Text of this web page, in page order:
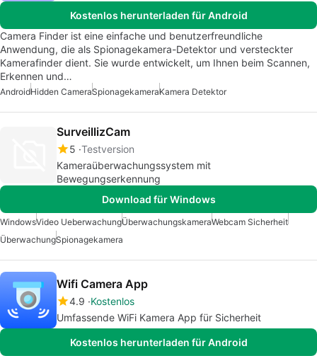
Kostenlos herunterladen für Android
Camera Finder ist eine einfache und benutzerfreundliche
Anwendung, die als Spionagekamera-Detektor und versteckter
Kamerafinder dient. Sie wurde entwickelt, um Ihnen beim Scannen,
Erkennen und…
AndroidHidden CameraSpionagekameraKamera Detektor
SurveillizCam
5 Testversion
Kameraüberwachungssystem mit
Bewegungserkennung
Download für Windows
WindowsVideo UeberwachungÜberwachungskameraWebcam Sicherheit
ÜberwachungSpionagekamera
Wifi Camera App
4.9 Kostenlos
Umfassende WiFi Kamera App für Sicherheit
Kostenlos herunterladen für Android